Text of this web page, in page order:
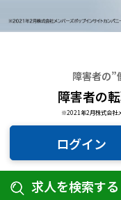
障害者の”
障害者の
※2021年2月株式会社
ログイン
求人を検索する
ハイスキルな障害者の
障害のある新卒学生専
求人検索・スカウトサ
スカウトを受ける
就職・転職ノウハウ
お問い合わせ・よくある質問
お問い合わせ